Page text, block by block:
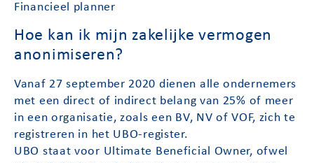
Financieel planner
Hoe kan ik mijn zakelijke vermogen
anonimiseren?
Vanaf 27 september 2020 dienen alle ondernemers
met een direct of indirect belang van 25% of meer
in een organisatie, zoals een BV, NV of VOF, zich te
registreren in het UBO-register.
UBO staat voor Ultimate Beneficial Owner, ofwel